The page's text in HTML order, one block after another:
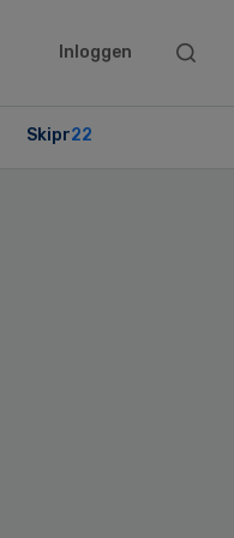
Inloggen
Search
Skipr22